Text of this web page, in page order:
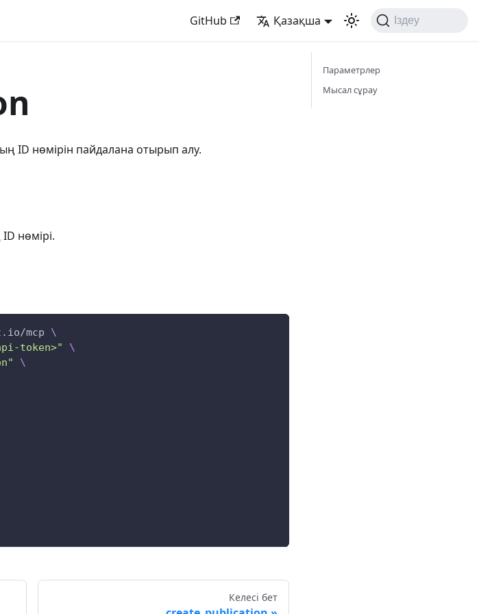
GitHub Қазақша Іздеу
ID нөмірін пайдалана отырып алу.
нөмірі.
mcp \
token>"
\
\
Келесі бет
Параметрлер
Мысал сұрау